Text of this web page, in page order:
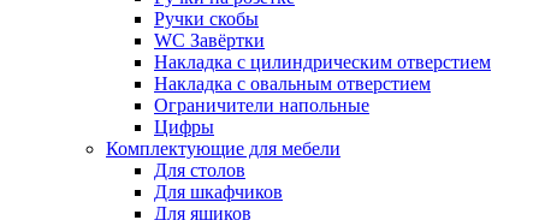
Ручки скобы
WC Завёртки
Накладка с цилиндрическим отверстием
Накладка с овальным отверстием
Ограничители напольные
Цифры
Комплектующие для мебели
Для столов
Для шкафчиков
Для ящиков